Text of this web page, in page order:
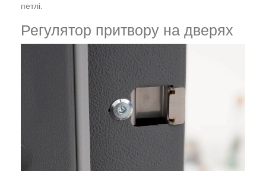
петлі.
Регулятор притвору на дверях